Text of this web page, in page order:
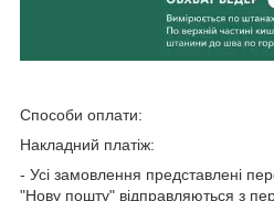
Способи оплати:
Накладний платіж:
- Усі замовлення представлені
"Нову пошту" відправляються з